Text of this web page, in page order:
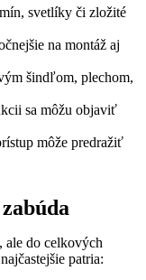
svetlíky či zložité
na montáž aj
šindľom, plechom,
sa môžu objaviť
môže predražiť
ale do celkových
patria: